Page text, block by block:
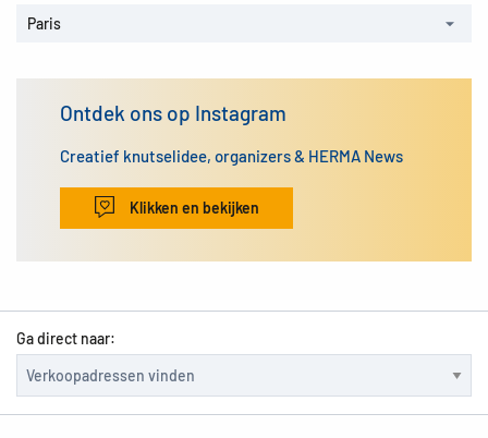
Paris
Ontdek ons op Instagram
Creatief knutselidee, organizers & HERMA News
Klikken en bekijken
Ga direct naar: